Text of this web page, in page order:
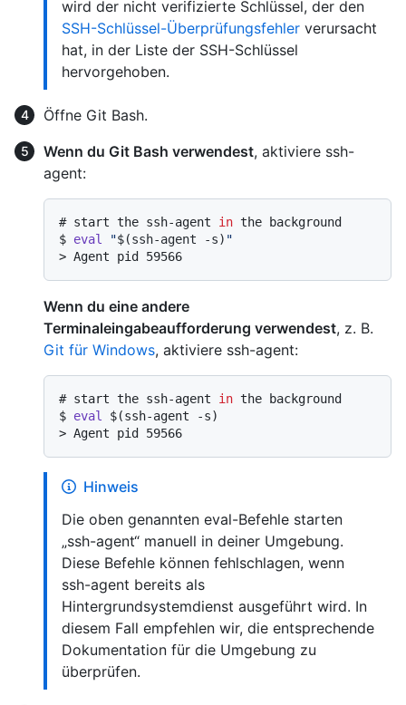
wird der nicht verifizierte Schlüssel, der den
SSH-Schlüssel-Überprüfungsfehler verursacht
hat, in der Liste der SSH-Schlüssel
hervorgehoben.
Öffne Git Bash.
Wenn du Git Bash verwendest, aktiviere ssh-
agent:
# start the ssh-agent in the background
$ eval "$(ssh-agent -s) "
> Agent pid 59566
Wenn du eine andere
Terminaleingabeaufforderung verwendest, z. B.
Git für Windows, aktiviere ssh-agent:
# start the ssh-agent in the background
$ eval
$(ssh-agent -s)
> Agent pid 59566
Hinweis
Die oben genannten eval-Befehle starten
„ssh-agent“ manuell in deiner Umgebung.
Diese Befehle können fehlschlagen, wenn
ssh-agent bereits als
Hintergrundsystemdienst ausgeführt wird. In
diesem Fall empfehlen wir, die entsprechende
Dokumentation für die Umgebung zu
überprüfen.